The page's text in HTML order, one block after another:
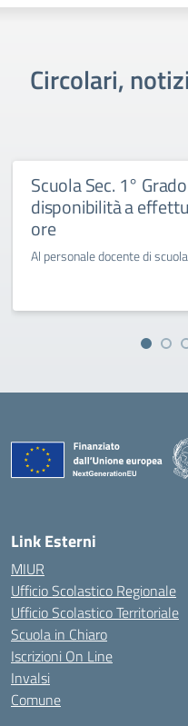
Circolari,
Scuola Sec. 1°
disponibilità a
ore
Al personale docente di
Link Esterni
MIUR
Ufficio Scolastico Regionale
Ufficio Scolastico Territoriale
Scuola in Chiaro
Iscrizioni On Line
Invalsi
Comune